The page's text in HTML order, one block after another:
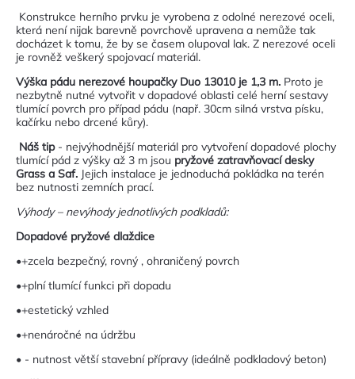
Konstrukce herního prvku je vyrobena z odolné nerezové oceli,
která není nijak barevně povrchově upravena a nemůže tak
docházet k tomu, že by se časem olupoval lak. Z nerezové oceli
je rovněž veškerý spojovací materiál.
Výška pádu nerezové houpačky Duo 13010 je 1,3 m. Proto je
nezbytně nutné vytvořit v dopadové oblasti celé herní sestavy
tlumící povrch pro případ pádu (např. 30cm silná vrstva písku,
kačírku nebo drcené kůry).
Náš tip- nejvýhodnější materiál pro vytvoření dopadové plochy
tlumící pád z výšky až 3 m jsou pryžové zatravňovací desky
Grass a Saf. Jejich instalace je jednoduchá pokládka na terén
bez nutnosti zemních prací.
Výhody – nevýhody jednotlivých podkladů:
Dopadové pryžové dlaždice
•+zcela bezpečný, rovný , ohraničený povrch
•+plní tlumící funkci při dopadu
•+estetický vzhled
•+nenáročné na údržbu
• - nutnost větší stavební přípravy (ideálně podkladový beton)